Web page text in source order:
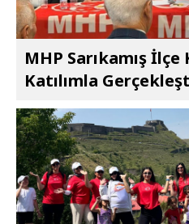
MHP Sarıkamış
Katılımla